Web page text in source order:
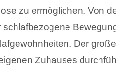
zu ermöglichen. Von
Der
Zuhauses